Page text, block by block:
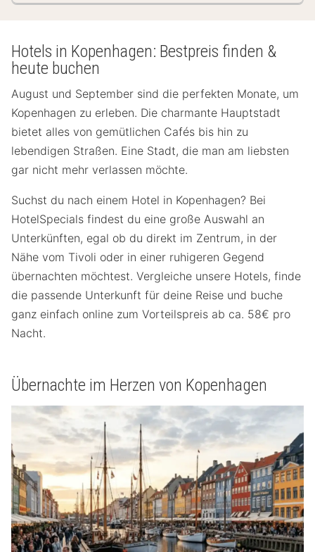
Hotels in Kopenhagen: Bestpreis finden &
heute buchen
August und September sind die perfekten Monate, um
Kopenhagen zu erleben. Die charmante Hauptstadt
bietet alles von gemütlichen Cafés bis hin zu
lebendigen Straßen. Eine Stadt, die man am liebsten
gar nicht mehr verlassen möchte.
Suchst du nach einem Hotel in Kopenhagen? Bei
HotelSpecials findest du eine große Auswahl an
Unterkünften, egal ob du direkt im Zentrum, in der
Nähe vom Tivoli oder in einer ruhigeren Gegend
übernachten möchtest. Vergleiche unsere Hotels, finde
die passende Unterkunft für deine Reise und buche
ganz einfach online zum Vorteilspreis ab ca. 58€ pro
Nacht.
Übernachte im Herzen von Kopenhagen